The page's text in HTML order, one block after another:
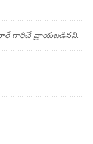
గారిచే వ్రాయబడినవి.